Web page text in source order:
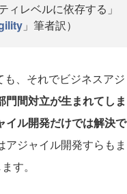
ィレベルに依存する」
」筆者訳）
、それでビジネスアジ
門間対立が生まれてしま
イル開発だけでは解決で
アジャイル開発すらもま
す。